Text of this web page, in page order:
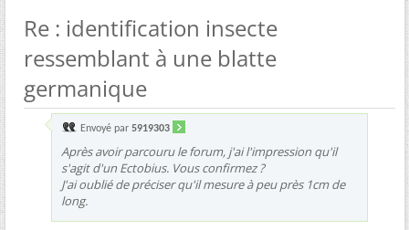
Re : identification insecte
ressemblant à une blatte
germanique
Envoyé par 5919303
Après avoir parcouru le forum, j'ai l'impression qu'il
s'agit d'un Ectobius. Vous confirmez ?
J'ai oublié de préciser qu'il mesure à peu près 1cm de
long.